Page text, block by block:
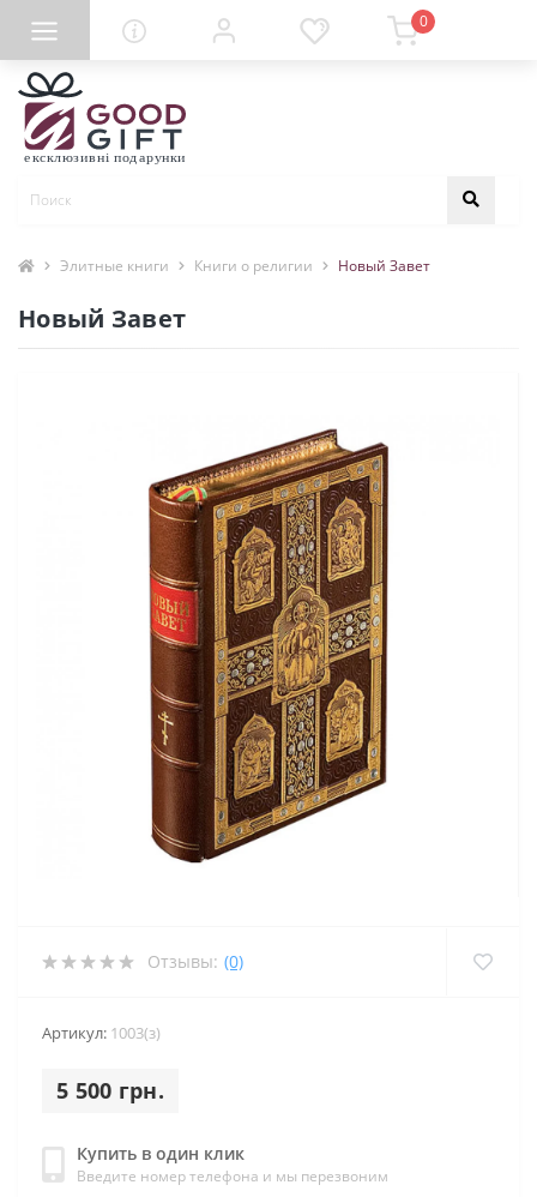
0
Элитные книги Книги о религии Новый Завет
Новый Завет
Отзывы: (0)
Артикул: 1003(з)
5 500 грн.
Купить в один клик
Введите номер телефона и мы перезвоним